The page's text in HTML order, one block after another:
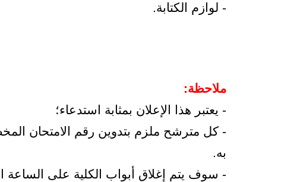
- لوازم الكتابة.
ملاحظة:
- يعتبر هذا الإعلان بمثابة استدعاء؛
- كل مترشح ملزم بتدوين رقم الامتحان
به.
- سوف يتم إغلاق أبواب الكلية على الساعة